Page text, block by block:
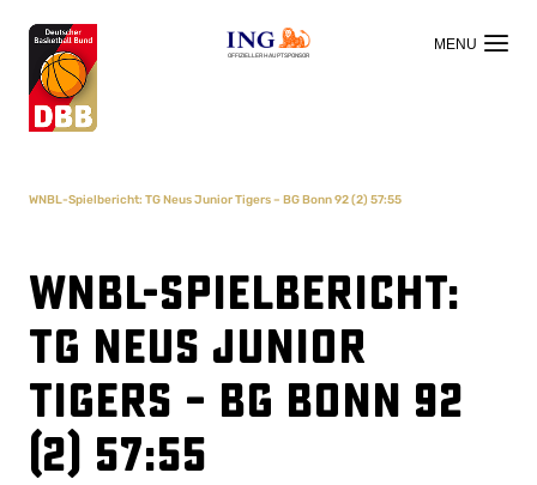
OFFIZIELLER HAUPTSPONSOR
WNBL-Spielbericht: TG Neus Junior Tigers – BG Bonn 92 (2) 57:55
WNBL-Spielbericht:
TG Neus Junior
Tigers – BG Bonn 92
(2) 57:55